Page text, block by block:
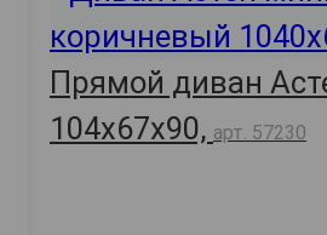
Прямой диван
104х67х90, арт. 57230